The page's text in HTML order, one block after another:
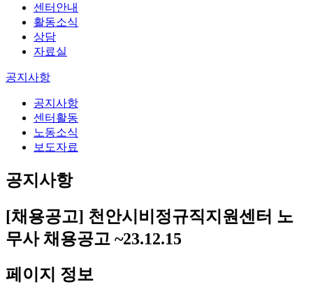
센터안내
활동소식
상담
자료실
공지사항
공지사항
센터활동
노동소식
보도자료
공지사항
[채용공고] 천안시비정규직지원센터 노
무사 채용공고 ~23.12.15
페이지 정보